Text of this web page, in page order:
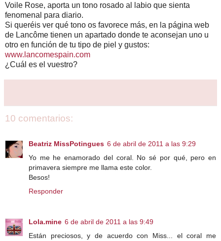
Voile Rose, aporta un tono rosado al labio que sienta
fenomenal para diario.
Si queréis ver qué tono os favorece más, en la página web
de Lancôme tienen un apartado donde te aconsejan uno u
otro en función de tu tipo de piel y gustos:
www.lancomespain.com
¿Cuál es el vuestro?
10 comentarios:
Beatriz MissPotingues 6 de abril de 2011 a las 9:29
Yo me he enamorado del coral. No sé por qué, pero en
primavera siempre me llama este color.
Besos!
Responder
Lola.mine 6 de abril de 2011 a las 9:49
Están preciosos, y de acuerdo con Miss... el coral me